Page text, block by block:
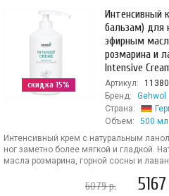
скидка 15%
Интенсивный
бальзам) для
эфирным
розмарина и
Intensive
Артикул:
11380
Бренд:
Gehwol
Страна:
Объем:
500 мл
Интенсивный крем с натуральным
ног заметно более мягкой и гладкой.
масла розмарина, горной сосны и
6079р. 5167